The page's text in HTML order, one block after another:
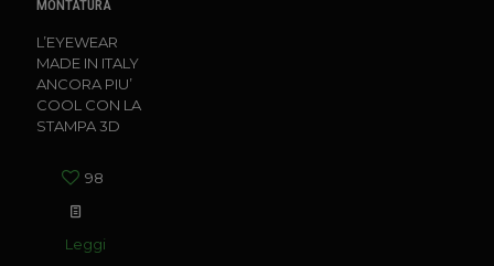
MONTATURA
L’EYEWEAR
MADE IN ITALY
ANCORA PIU’
COOL CON LA
STAMPA 3D
98
Leggi